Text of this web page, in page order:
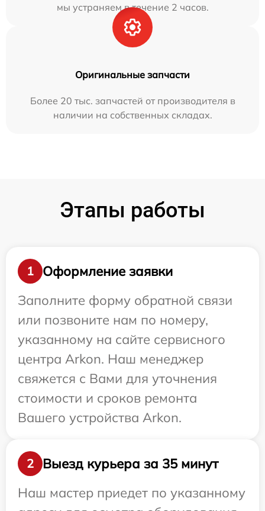
мы устраняем в течение 2 часов.
Оригинальные запчасти
Более 20 тыс. запчастей от производителя в
наличии на собственных складах.
Этапы работы
1
Оформление заявки
Заполните форму обратной связи
или позвоните нам по номеру,
указанному на сайте сервисного
центра Arkon. Наш менеджер
свяжется с Вами для уточнения
стоимости и сроков ремонта
Вашего устройства Arkon.
2
Выезд курьера за 35 минут
Наш мастер приедет по указанному